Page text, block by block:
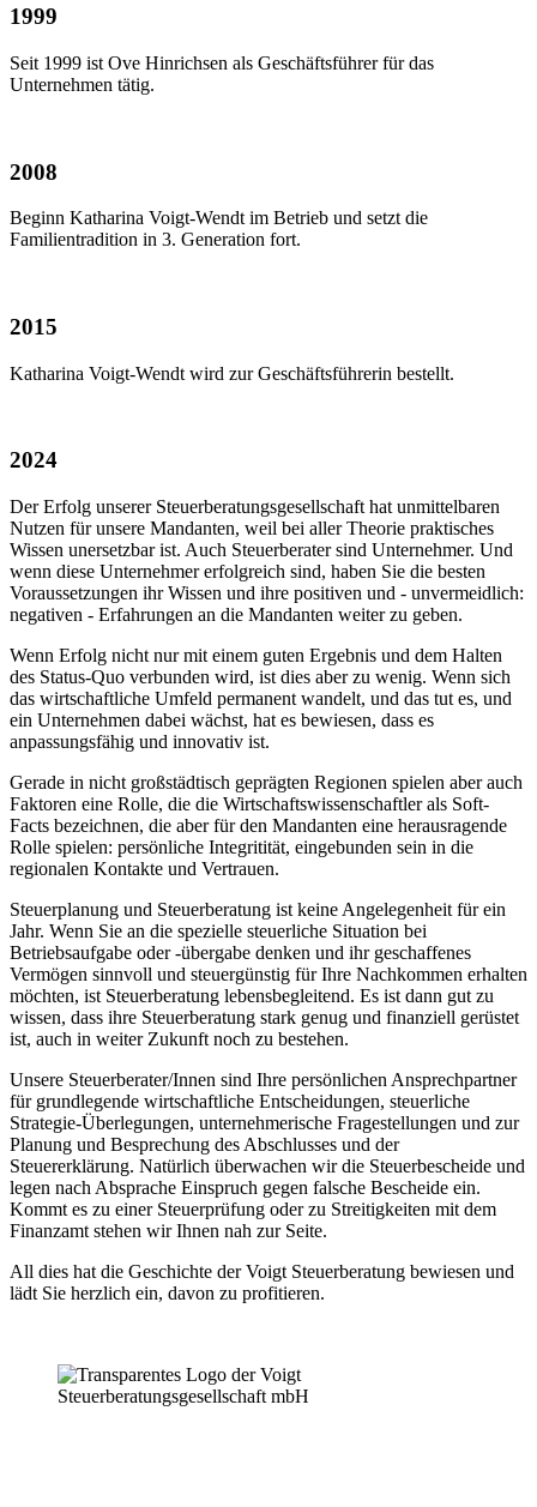
1999
Seit 1999 ist Ove Hinrichsen als Geschäftsführer für das
Unternehmen tätig.
2008
Beginn Katharina Voigt-Wendt im Betrieb und setzt die
Familientradition in 3. Generation fort.
2015
Katharina Voigt-Wendt wird zur Geschäftsführerin bestellt.
2024
Der Erfolg unserer Steuerberatungsgesellschaft hat unmittelbaren
Nutzen für unsere Mandanten, weil bei aller Theorie praktisches
Wissen unersetzbar ist. Auch Steuerberater sind Unternehmer. Und
wenn diese Unternehmer erfolgreich sind, haben Sie die besten
Voraussetzungen ihr Wissen und ihre positiven und - unvermeidlich:
negativen - Erfahrungen an die Mandanten weiter zu geben.
Wenn Erfolg nicht nur mit einem guten Ergebnis und dem Halten
des Status-Quo verbunden wird, ist dies aber zu wenig. Wenn sich
das wirtschaftliche Umfeld permanent wandelt, und das tut es, und
ein Unternehmen dabei wächst, hat es bewiesen, dass es
anpassungsfähig und innovativ ist.
Gerade in nicht großstädtisch geprägten Regionen spielen aber auch
Faktoren eine Rolle, die die Wirtschaftswissenschaftler als Soft-
Facts bezeichnen, die aber für den Mandanten eine herausragende
Rolle spielen: persönliche Integritität, eingebunden sein in die
regionalen Kontakte und Vertrauen.
Steuerplanung und Steuerberatung ist keine Angelegenheit für ein
Jahr. Wenn Sie an die spezielle steuerliche Situation bei
Betriebsaufgabe oder -übergabe denken und ihr geschaffenes
Vermögen sinnvoll und steuergünstig für Ihre Nachkommen erhalten
möchten, ist Steuerberatung lebensbegleitend. Es ist dann gut zu
wissen, dass ihre Steuerberatung stark genug und finanziell gerüstet
ist, auch in weiter Zukunft noch zu bestehen.
Unsere Steuerberater/Innen sind Ihre persönlichen Ansprechpartner
für grundlegende wirtschaftliche Entscheidungen, steuerliche
Strategie-Überlegungen, unternehmerische Fragestellungen und zur
Planung und Besprechung des Abschlusses und der
Steuererklärung. Natürlich überwachen wir die Steuerbescheide und
legen nach Absprache Einspruch gegen falsche Bescheide ein.
Kommt es zu einer Steuerprüfung oder zu Streitigkeiten mit dem
Finanzamt stehen wir Ihnen nah zur Seite.
All dies hat die Geschichte der Voigt Steuerberatung bewiesen und
lädt Sie herzlich ein, davon zu profitieren.